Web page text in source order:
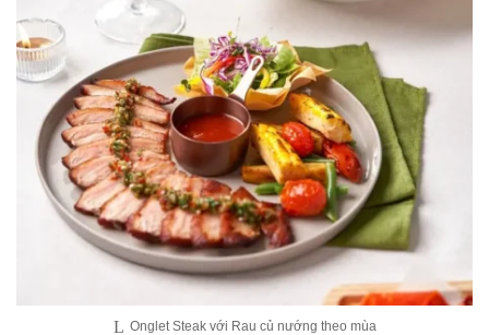
Onglet Steak với Rau củ nướng theo mùa